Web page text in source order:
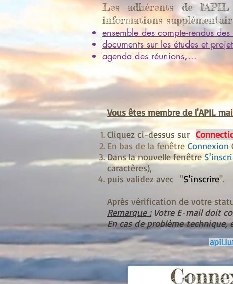
Les adhérents de
informations
ensemble des compte-rendus
documents sur les études et
agenda des réunions,...
Vous êtes membre de l'APIL
Cliquez ci-dessus sur
En bas de la fenêtre Connexion
Dans la nouvelle fenêtre
caractères),
puis validez avec "S'inscrire".
Après vérification de votre
Remarque :Votre E-mail doit
En cas de problème technique,